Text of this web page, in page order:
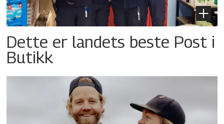
Dette er landets beste Post i
Butikk